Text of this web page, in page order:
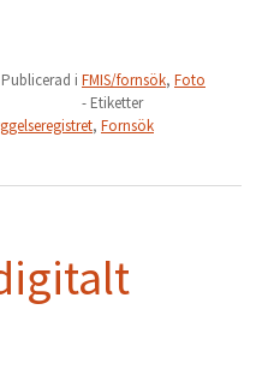
i FMIS/fornsök, Foto
- Etiketter
, Fornsök